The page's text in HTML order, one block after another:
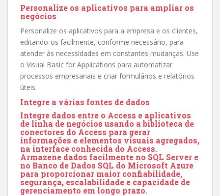
Personalize os aplicativos para ampliar os
negócios
Personalize os aplicativos para a empresa e os clientes,
editando-os facilmente, conforme necessário, para
atender às necessidades em constantes mudanças. Use
o Visual Basic for Applications para automatizar
processos empresariais e criar formulários e relatórios
úteis.
Integre a várias fontes de dados
Integre dados entre o Access e aplicativos
de linha de negócios usando a biblioteca de
conectores do Access para gerar
informações e elementos visuais agregados,
na interface conhecida do Access.
Armazene dados facilmente no SQL Server e
no Banco de Dados SQL do Microsoft Azure
para proporcionar maior confiabilidade,
segurança, escalabilidade e capacidade de
gerenciamento em longo prazo.